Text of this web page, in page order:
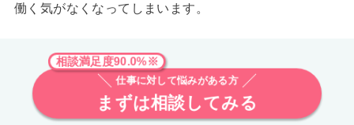
働く気がなくなってしまいます。
相談満足度90.0%※
仕事に対して悩みがある方
まずは相談してみる